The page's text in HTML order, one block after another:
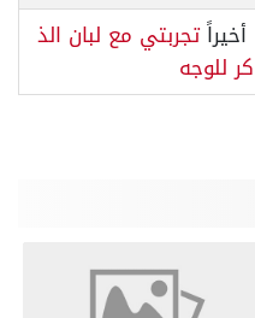
أخيراًتجربتي مع لبان الذ
كر للوجه